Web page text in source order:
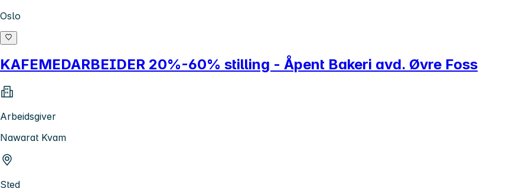
Oslo
KAFEMEDARBEIDER 20%-60% stilling - Åpent Bakeri avd. Øvre Foss
Arbeidsgiver
Nawarat Kvam
Sted